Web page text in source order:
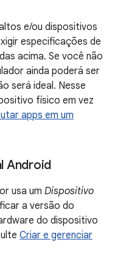
e/ou dispositivos
especificações de
acima. Se você não
ainda poderá ser
será ideal. Nesse
físico em vez
apps em um
Android
usa um Dispositivo
a versão do
do dispositivo
Criar e gerenciar